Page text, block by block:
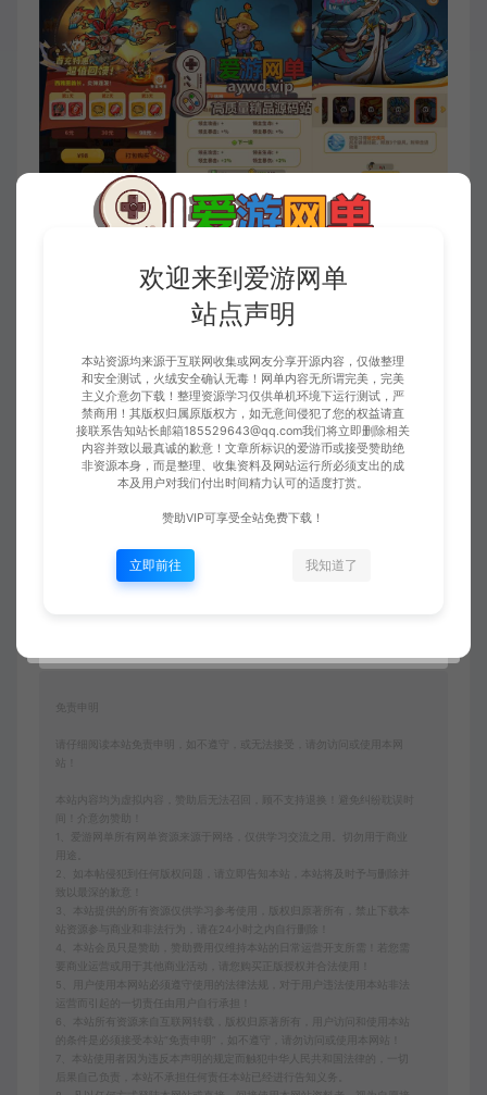
请仔细阅读本站免责申明，如不遵守，或无法接受，请勿访问或使用本网
本站内容均为虚拟内容，赞助后无法召回，顾不支持退换！避免纠纷耽误时
间！介意勿赞助！
1、爱游网单所有网单资源来源于网络，仅供学习交流之用。切勿用于商业
2、如本帖侵犯到任何版权问题，请立即告知本站，本站将及时予与删除并
致以最深的歉意！
3、本站提供的所有资源仅供学习参考使用，版权归原著所有，禁止下载本
站资源参与商业和非法行为，请在24小时之内自行删除！
4、本站会员只是赞助，赞助费用仅维持本站的日常运营开支所需！若您需
要商业运营或用于其他商业活动，请您购买正版授权并合法使用！
5、用户使用本网站必须遵守使用的法律法规，对于用户违法使用本站非法
6、本站所有资源来自互联网转载，版权归原著所有，用户访问和使用本站
的条件是必须接受本站“免责申明”，如不遵守，请勿访问或使用本网站！
7、本站使用者因为违反本声明的规定而触犯中华人民共和国法律的，一切
后果自己负责，本站不承担任何责任本站已经进行告知义务。
欢迎来到爱游网单
站点声明
本站资源均来源于互联网收集或网友分享开源内容，仅做整理
和安全测试，火绒安全确认无毒！网单内容无所谓完美，完美
主义介意勿下载！整理资源学习仅供单机环境下运行测试，严
禁商用！其版权归属原版权方，如无意间侵犯了您的权益请直
接联系告知站长邮箱185529643@qq.com我们将立即删除相关
内容并致以最真诚的歉意！文章所标识的爱游币或接受赞助绝
非资源本身，而是整理、收集资料及网站运行所必须支出的成
本及用户对我们付出时间精力认可的适度打赏。
赞助VIP可享受全站免费下载！
立即前往 我知道了